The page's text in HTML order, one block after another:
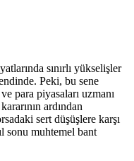
sınırlı yükselişler
Peki, bu sene
para piyasaları uzmanı
ardından
sert düşüşlere karşı
sonu muhtemel bant